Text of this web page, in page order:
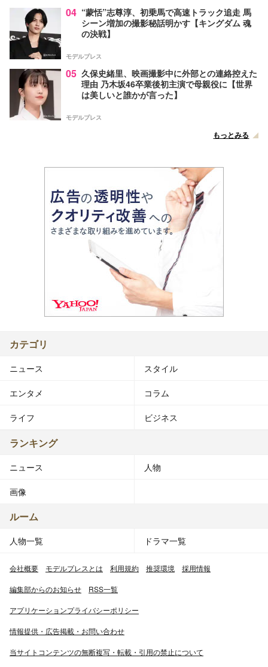
04 “蒙恬”志尊淳、初乗馬で高速トラック追走 馬
シーン増加の撮影秘話明かす【キングダム 魂
の決戦】
モデルプレス
05 久保史緒里、映画撮影中に外部との連絡控えた
理由 乃木坂46卒業後初主演で母親役に【世界
は美しいと誰かが言った】
モデルプレス
もっとみる
カテゴリ
ニュース スタイル
エンタメ コラム
ライフ ビジネス
ランキング
ニュース 人物
画像
ルーム
人物一覧 ドラマ一覧
会社概要 モデルプレスとは 利用規約 推奨環境 採用情報
編集部からのお知らせ RSS一覧
アプリケーションプライバシーポリシー
情報提供・広告掲載・お問い合わせ
当サイトコンテンツの無断複写・転載・引用の禁止について